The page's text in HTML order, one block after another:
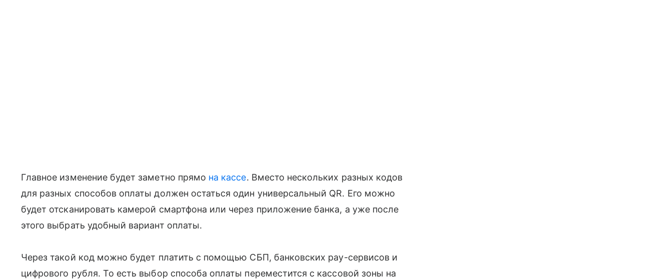
Главное изменение будет заметно прямо на кассе. Вместо нескольких разных кодов
для разных способов оплаты должен остаться один универсальный QR. Его можно
будет отсканировать камерой смартфона или через приложение банка, а уже после
этого выбрать удобный вариант оплаты.
Через такой код можно будет платить с помощью СБП, банковских pay-сервисов и
цифрового рубля. То есть выбор способа оплаты переместится с кассовой зоны на